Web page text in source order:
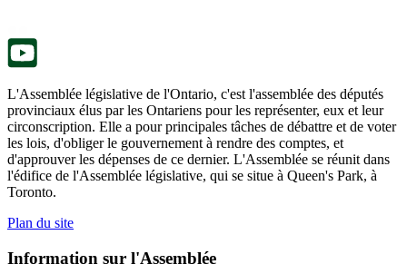
L'Assemblée législative de l'Ontario, c'est l'assemblée des députés
provinciaux élus par les Ontariens pour les représenter, eux et leur
circonscription. Elle a pour principales tâches de débattre et de voter
les lois, d'obliger le gouvernement à rendre des comptes, et
d'approuver les dépenses de ce dernier. L'Assemblée se réunit dans
l'édifice de l'Assemblée législative, qui se situe à Queen's Park, à
Toronto.
Plan du site
Information sur l'Assemblée